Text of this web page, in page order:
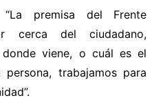
premisa del Frente
cerca del ciudadano,
donde viene, o cuál es el
trabajamos para